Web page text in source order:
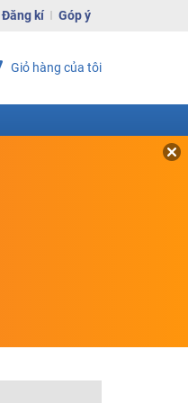
Đăng kí Góp ý
Giỏ hàng của tôi